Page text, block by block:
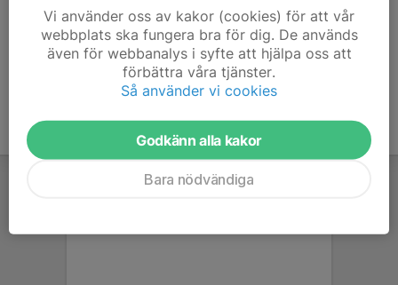
Vi använder oss av kakor (cookies) för att vår
webbplats ska fungera bra för dig. De används
även för webbanalys i syfte att hjälpa oss att
förbättra våra tjänster.
Så använder vi cookies
Godkänn alla kakor
Bara nödvändiga